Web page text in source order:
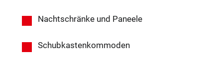
Nachtschränke und Paneele
Schubkastenkommoden